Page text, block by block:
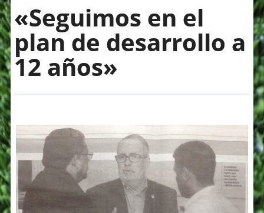
«Seguimos en el
plan de desarrollo a
12 años»